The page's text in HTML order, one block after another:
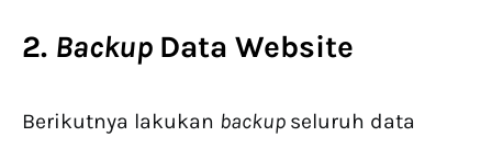
2. Backup Data Website
Berikutnya lakukan backup seluruh data